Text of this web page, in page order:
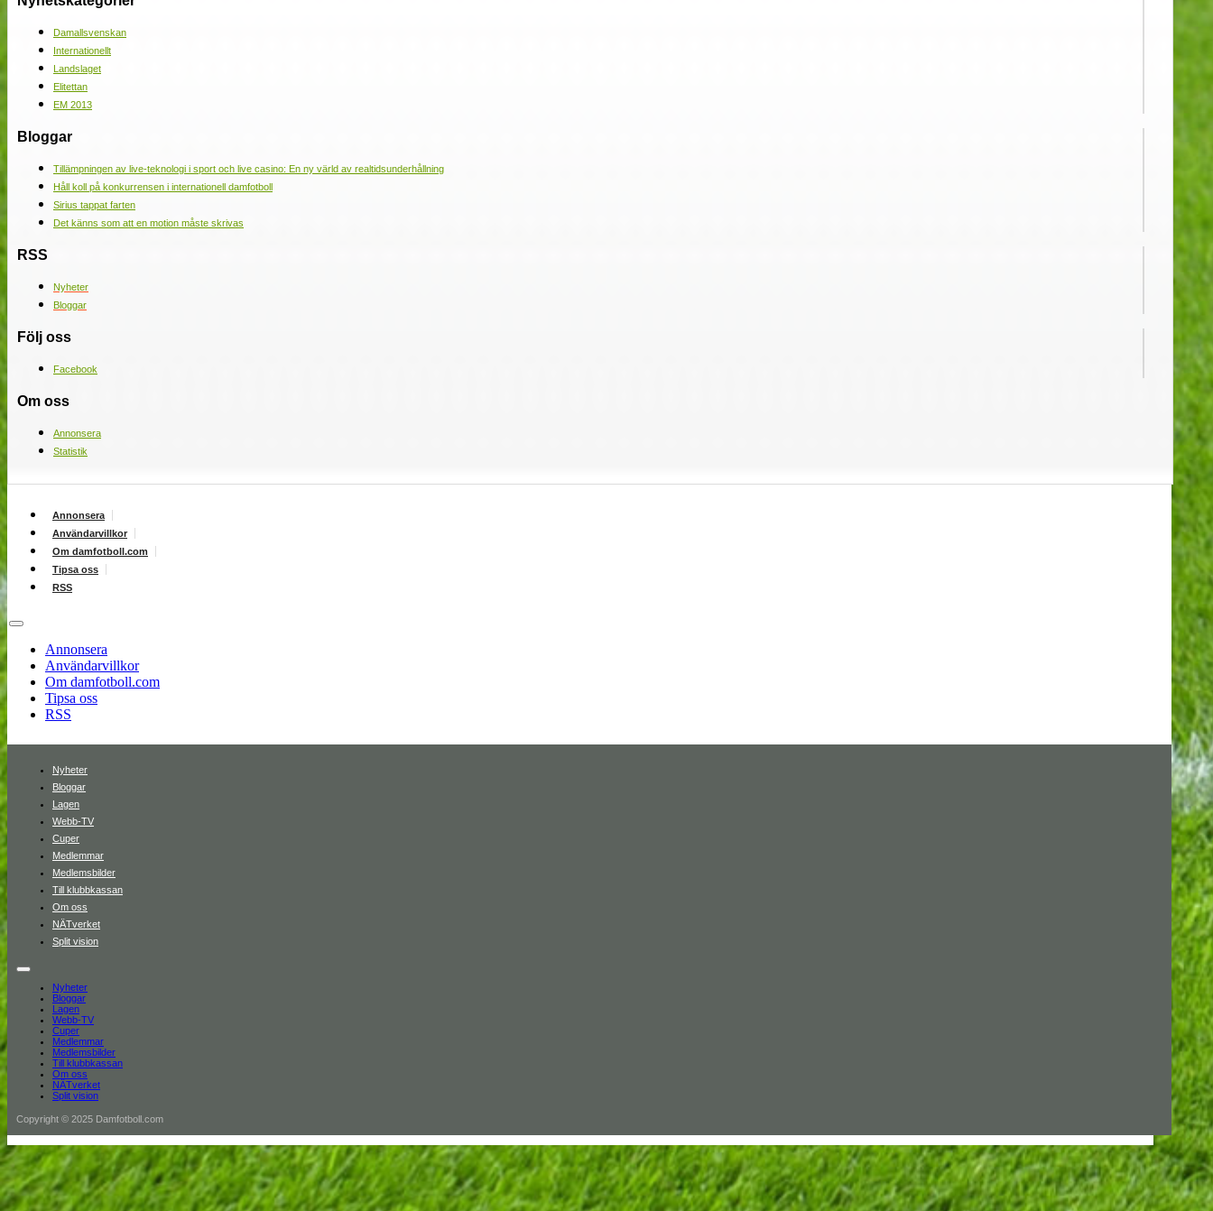
Damallsvenskan
Internationellt
Landslaget
Elitettan
EM 2013
Bloggar
Tillämpningen av live-teknologi i sport och live casino: En ny värld av realtidsunderhållning
Håll koll på konkurrensen i internationell damfotboll
Sirius tappat farten
Det känns som att en motion måste skrivas
RSS
Nyheter
Bloggar
Följ oss
Facebook
Om oss
Annonsera
Statistik
Annonsera
Användarvillkor
Om damfotboll.com
Tipsa oss
RSS
Annonsera
Användarvillkor
Om damfotboll.com
Tipsa oss
RSS
Nyheter
Bloggar
Lagen
Webb-TV
Cuper
Medlemmar
Medlemsbilder
Till klubbkassan
Om oss
NÄTverket
Split vision
Nyheter
Bloggar
Lagen
Webb-TV
Cuper
Medlemmar
Medlemsbilder
Till klubbkassan
Om oss
NÄTverket
Split vision
Copyright © 2025 Damfotboll.com